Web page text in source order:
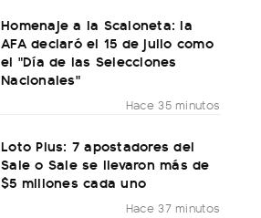
Homenaje a la Scaloneta: la
AFA declaró el 15 de julio como
el "Día de las Selecciones
Nacionales"
Hace 35 minutos
Loto Plus: 7 apostadores del
Sale o Sale se llevaron más de
$5 millones cada uno
Hace 37 minutos